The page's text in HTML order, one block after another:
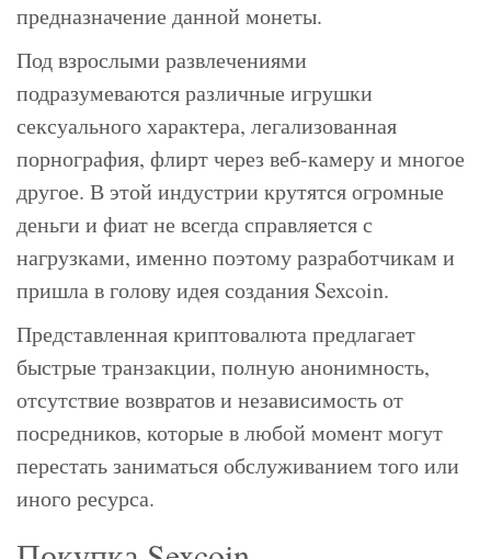
предназначение данной монеты.
Под взрослыми развлечениями
подразумеваются различные игрушки
сексуального характера, легализованная
порнография, флирт через веб-камеру и многое
другое. В этой индустрии крутятся огромные
деньги и фиат не всегда справляется с
нагрузками, именно поэтому разработчикам и
пришла в голову идея создания Sexcoin.
Представленная криптовалюта предлагает
быстрые транзакции, полную анонимность,
отсутствие возвратов и независимость от
посредников, которые в любой момент могут
перестать заниматься обслуживанием того или
иного ресурса.